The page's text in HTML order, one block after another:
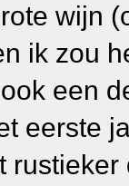
wijn
ik zou
een
eerste